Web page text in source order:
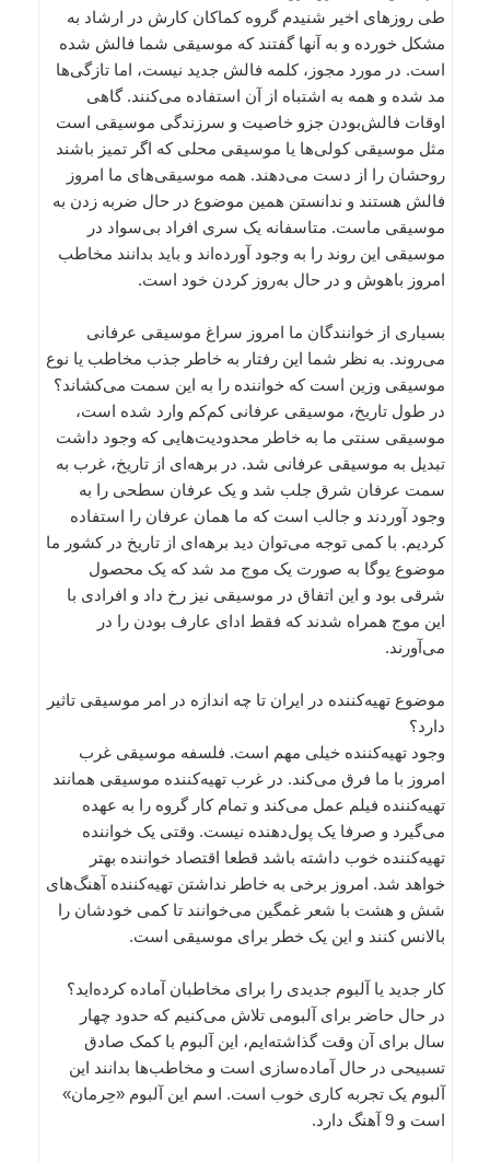
طی روزهای اخیر شنیدم گروه کماکان کارش در ارشاد به
مشکل خورده و به آنها گفتند که موسیقی شما فالش شده
است. در مورد مجوز، کلمه فالش جدید نیست، اما تاز‌گی‌ها
مد شده و همه به اشتباه از آن استفاده می‌کنند. گاهی
اوقات فالش‌بودن جزو خاصیت و سرزندگی موسیقی است
مثل موسیقی کولی‌ها یا موسیقی محلی که اگر تمیز باشند
روحشان را از دست می‌دهند. همه‌ موسیقی‌های ما امروز
فالش هستند و ندانستن همین موضوع در حال ضربه زدن به
موسیقی ماست. متاسفانه یک سری افراد بی‌سواد در
موسیقی این روند را به وجود آورده‌اند و باید بدانند مخاطب
امروز باهوش و در حال به‌روز کردن خود است.
بسیاری از خوانندگان ما امروز سراغ موسیقی عرفانی
می‌روند. به نظر شما این رفتار به خاطر جذب مخاطب یا نوع
موسیقی وزین است که خواننده را به این سمت می‌کشاند؟
در طول تاریخ، موسیقی عرفانی کم‌کم وارد شده است،
موسیقی سنتی ما به خاطر محدودیت‌هایی که وجود داشت
تبدیل به موسیقی عرفانی شد. در برهه‌ای از تاریخ، غرب به
سمت عرفان شرق جلب شد و یک عرفان سطحی را به
وجود آوردند و جالب است که ما همان عرفان را استفاده
کردیم. با کمی توجه می‌توان دید برهه‌ای از تاریخ در کشور ما
موضوع یوگا به صورت یک موج مد شد که یک محصول
شرقی بود و این اتفاق در موسیقی نیز رخ داد و افرادی با
این موج همراه شدند که فقط ادای عارف بودن را در
می‌آورند.
موضوع تهیه‌کننده در ایران تا چه اندازه در امر موسیقی تاثیر
دارد؟
وجود تهیه‌کننده خیلی مهم است. فلسفه موسیقی غرب
امروز با ما فرق می‌کند. در غرب تهیه‌کننده موسیقی همانند
تهیه‌کننده فیلم عمل می‌کند و تمام کار گروه را به عهده
می‌گیرد و صرفا یک پول‌دهنده نیست. وقتی یک خواننده
تهیه‌کننده خوب داشته باشد قطعا اقتصاد خواننده بهتر
خواهد شد. امروز برخی به خاطر نداشتن تهیه‌کننده آهنگ‌های
شش و هشت با شعر غمگین می‌خوانند تا کمی خودشان را
بالانس کنند و این یک خطر برای موسیقی است.
کار جدید یا آلبوم جدیدی را برای مخاطبان آماده کرده‌اید؟
در حال حاضر برای آلبومی تلاش می‌کنیم که حدود چهار
سال برای آن وقت گذاشته‌ایم، این آلبوم با کمک صادق
تسبیحی در حال آماده‌سازی است و مخاطب‌ها بدانند این
آلبوم یک تجربه کاری خوب است. اسم این آلبوم «حِرمان»
است و 9 آهنگ دارد.